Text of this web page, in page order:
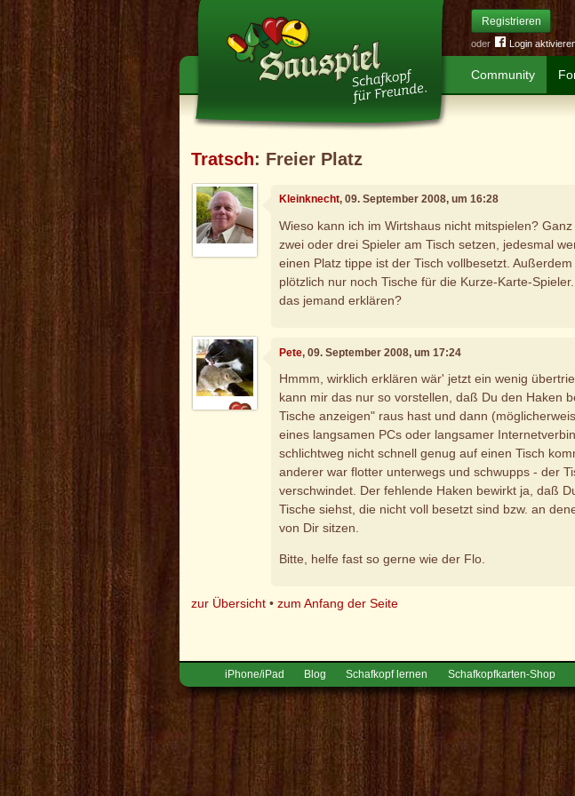
Registrieren
oder Login
Community
Tratsch: Freier Platz
Kleinknecht, 09. September 2008, um 16:28
Wieso kann ich im Wirtshaus nicht mitspielen?
zwei oder drei Spieler am Tisch setzen, jedesmal
einen Platz tippe ist der Tisch vollbesetzt.
plötzlich nur noch Tische für die Kurze-Karte-
das jemand erklären?
Pete, 09. September 2008, um 17:24
Hmmm, wirklich erklären wär' jetzt ein wenig
kann mir das nur so vorstellen, daß Du den Haken
Tische anzeigen" raus hast und dann
eines langsamen PCs oder langsamer
schlichtweg nicht schnell genug auf einen Tisch
anderer war flotter unterwegs und schwupps - der
verschwindet. Der fehlende Haken bewirkt ja, daß
Tische siehst, die nicht voll besetzt sind bzw. an
von Dir sitzen.
Bitte, helfe fast so gerne wie der Flo.
zur Übersicht •zum Anfang der Seite
iPhone/iPad Blog Schafkopf lernen Schafkopfkarten-Shop